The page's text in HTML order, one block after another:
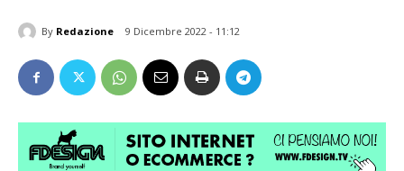
By Redazione 9 Dicembre 2022 - 11:12